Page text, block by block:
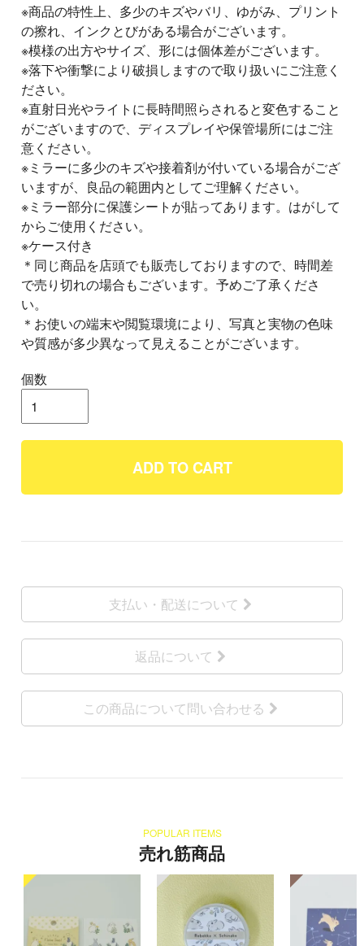
※商品の特性上、多少のキズやバリ、ゆがみ、プリント
の擦れ、インクとびがある場合がございます。
※模様の出方やサイズ、形には個体差がございます。
※落下や衝撃により破損しますので取り扱いにご注意く
ださい。
※直射日光やライトに長時間照らされると変色すること
がございますので、ディスプレイや保管場所にはご注
意ください。
※ミラーに多少のキズや接着剤が付いている場合がござ
いますが、良品の範囲内としてご理解ください。
※ミラー部分に保護シートが貼ってあります。はがして
からご使用ください。
※ケース付き
＊同じ商品を店頭でも販売しておりますので、時間差
で売り切れの場合もございます。予めご了承くださ
い。
＊お使いの端末や閲覧環境により、写真と実物の色味
や質感が多少異なって見えることがございます。
個数
ADD TO CART
支払い・配送について
返品について
この商品について問い合わせる
POPULAR ITEMS
売れ筋商品